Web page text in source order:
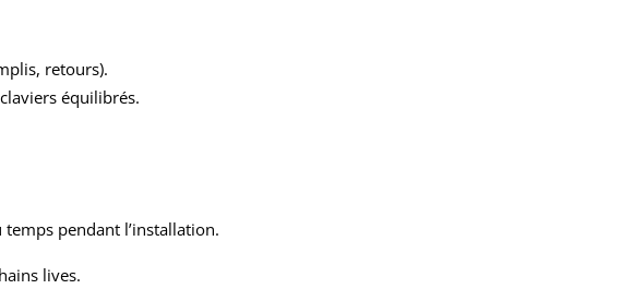
retours).
équilibrés.
temps pendant l’installation.
lives.